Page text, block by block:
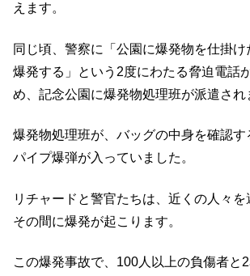
えます。
同じ頃、警察に「公園に爆発物を仕掛け
爆発する」という2度にわたる脅迫電話
め、記念公園に爆発物処理班が派遣され
爆発物処理班が、バッグの中身を確認す
パイプ爆弾が入っていました。
リチャードと警官たちは、近くの人々を
その間に爆発が起こります。
この爆発事故で、100人以上の負傷者と